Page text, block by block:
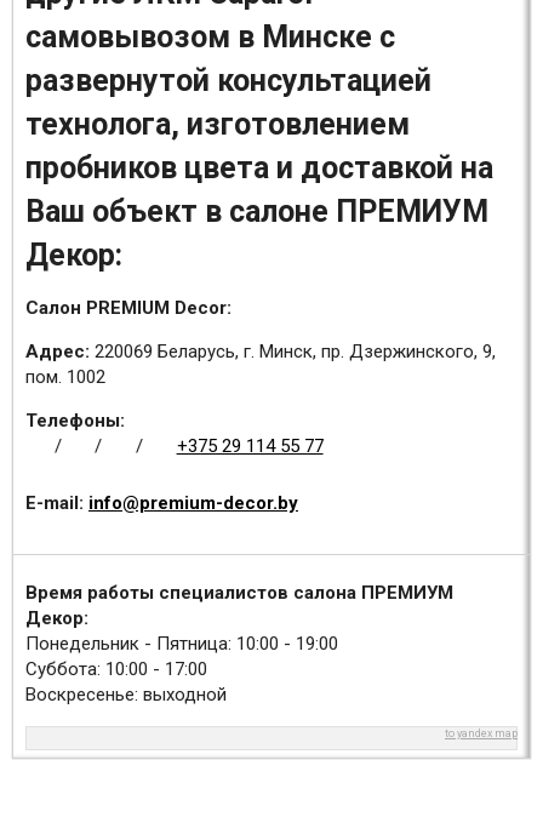
самовывозом в Минске с
развернутой консультацией
технолога, изготовлением
пробников цвета и доставкой на
Ваш объект в салоне ПРЕМИУМ
Декор:
Салон PREMIUM Decor:
Адрес: 220069 Беларусь, г. Минск, пр. Дзержинского, 9,
пом. 1002
Телефоны:
/
/ / +375 29 114 55 77
E-mail: info@premium-decor.by
Время работы специалистов салона ПРЕМИУМ
Декор:
Понедельник - Пятница: 10:00 - 19:00
Суббота: 10:00 - 17:00
Воскресенье: выходной
to yandex map